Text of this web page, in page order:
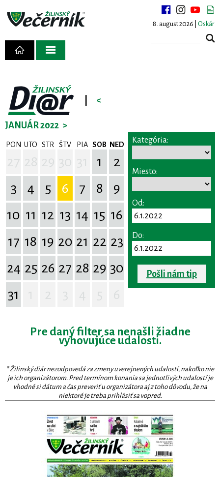
8. august 2026 | Oskár
<
JANUÁR 2022 >
PON UTO STR ŠTV PIA SOB NED
1
2
3
4 5 6 7 8
9
10 11 12 13 14 15 16
17 18 19 20 21 22 23
24 25 26 27 28 29 30
31
Kategória:
Miesto:
Od:
Do:
Pošli nám tip
Pre daný filter sa nenašli žiadne
vyhovujúce udalosti.
* Žilinský diár nezodpovedá za zmeny uverejnených udalostí, nakoľko nie
je ich organizátorom. Pred termínom konania sa jednotlivých udalostí je
vhodné si dátum a čas preveriť u organizátora aj z toho dôvodu, že na
niektoré je treba prihlásiť sa vopred.